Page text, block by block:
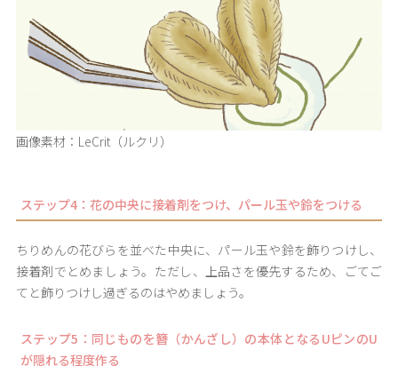
画像素材：LeCrit（ルクリ）
ステップ4：花の中央に接着剤をつけ、パール玉や鈴をつける
ちりめんの花びらを並べた中央に、パール玉や鈴を飾りつけし、
接着剤でとめましょう。ただし、上品さを優先するため、ごてご
てと飾りつけし過ぎるのはやめましょう。
ステップ5：同じものを簪（かんざし）の本体となるUピンのU
が隠れる程度作る